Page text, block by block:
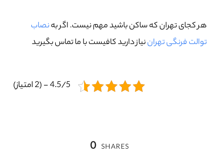
هر کجای تهران که ساکن باشید مهم نیست. اگر بهنصاب
توالت فرنگی تهراننیاز دارید کافیست با ما تماس بگیرید
4.5/5 - (2 امتیاز)
0 SHARES